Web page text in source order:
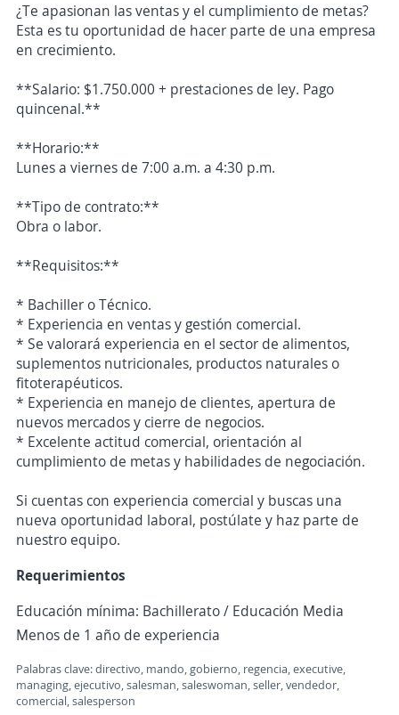
¿Te apasionan las ventas y el cumplimiento de metas?
Esta es tu oportunidad de hacer parte de una empresa
en crecimiento.
**Salario: $1.750.000 + prestaciones de ley. Pago
quincenal.**
**Horario:**
Lunes a viernes de 7:00 a.m. a 4:30 p.m.
**Tipo de contrato:**
Obra o labor.
**Requisitos:**
* Bachiller o Técnico.
* Experiencia en ventas y gestión comercial.
* Se valorará experiencia en el sector de alimentos,
suplementos nutricionales, productos naturales o
fitoterapéuticos.
* Experiencia en manejo de clientes, apertura de
nuevos mercados y cierre de negocios.
* Excelente actitud comercial, orientación al
cumplimiento de metas y habilidades de negociación.
Si cuentas con experiencia comercial y buscas una
nueva oportunidad laboral, postúlate y haz parte de
nuestro equipo.
Requerimientos
Educación mínima: Bachillerato / Educación Media
Menos de 1 año de experiencia
Palabras clave: directivo, mando, gobierno, regencia, executive,
managing, ejecutivo, salesman, saleswoman, seller, vendedor,
comercial, salesperson